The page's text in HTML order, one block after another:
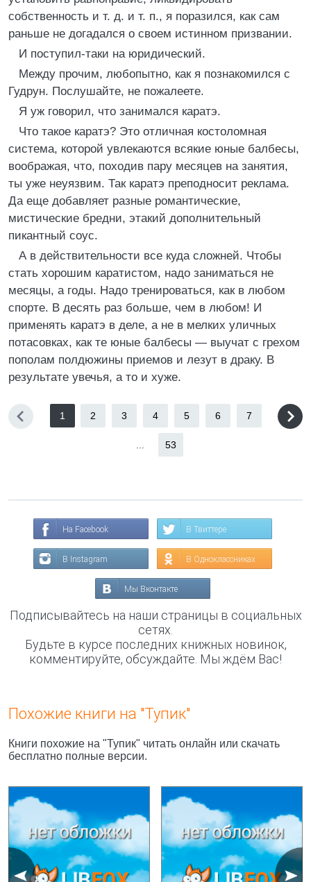
собственность и т. д. и т. п., я поразился, как сам
раньше не догадался о своем истинном призвании.
И поступил-таки на юридический.
Между прочим, любопытно, как я познакомился с
Гудрун. Послушайте, не пожалеете.
Я уж говорил, что занимался каратэ.
Что такое каратэ? Это отличная костоломная
система, которой увлекаются всякие юные балбесы,
воображая, что, походив пару месяцев на занятия,
ты уже неуязвим. Так каратэ преподносит реклама.
Да еще добавляет разные романтические,
мистические бредни, этакий дополнительный
пикантный соус.
А в действительности все куда сложней. Чтобы
стать хорошим каратистом, надо заниматься не
месяцы, а годы. Надо тренироваться, как в любом
спорте. В десять раз больше, чем в любом! И
применять каратэ в деле, а не в мелких уличных
потасовках, как те юные балбесы — выучат с грехом
пополам полдюжины приемов и лезут в драку. В
результате увечья, а то и хуже.
1 2 3 4 5 6 7
53
На Facebook В Твиттере
В Instagram В Одноклассниках
Мы Вконтакте
Подписывайтесь на наши страницы в социальных
сетях.
Будьте в курсе последних книжных новинок,
комментируйте, обсуждайте. Мы ждём Вас!
Похожие книги на "Тупик"
Книги похожие на "Тупик" читать онлайн или скачать
бесплатно полные версии.